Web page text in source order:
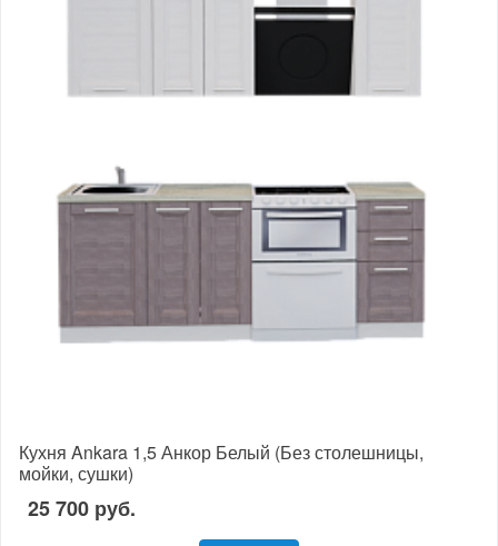
Кухня Ankara 1,5 Анкор Белый (Без столешницы,
мойки, сушки)
25 700 руб.